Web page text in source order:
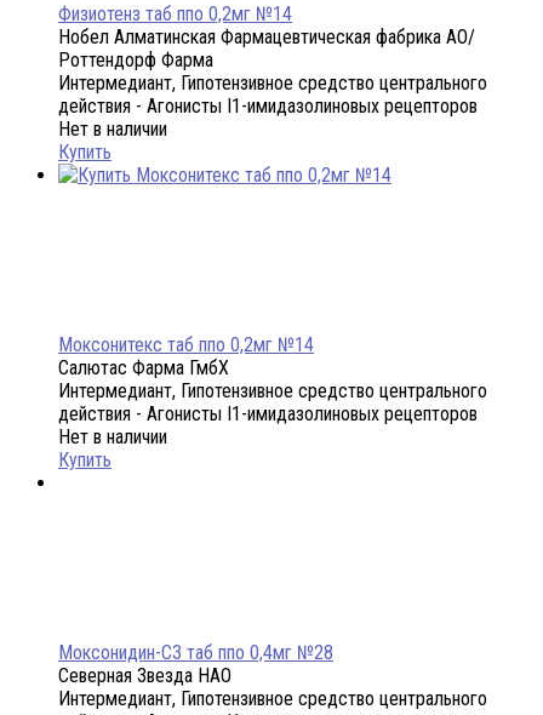
Физиотенз таб ппо 0,2мг №14
Нобел Алматинская Фармацевтическая фабрика АО/
Роттендорф Фарма
Интермедиант, Гипотензивное средство центрального
действия - Агонисты I1-имидазолиновых рецепторов
Нет в наличии
Купить
Моксонитекс таб ппо 0,2мг №14
Салютас Фарма ГмбХ
Интермедиант, Гипотензивное средство центрального
действия - Агонисты I1-имидазолиновых рецепторов
Нет в наличии
Купить
Моксонидин-СЗ таб ппо 0,4мг №28
Северная Звезда НАО
Интермедиант, Гипотензивное средство центрального